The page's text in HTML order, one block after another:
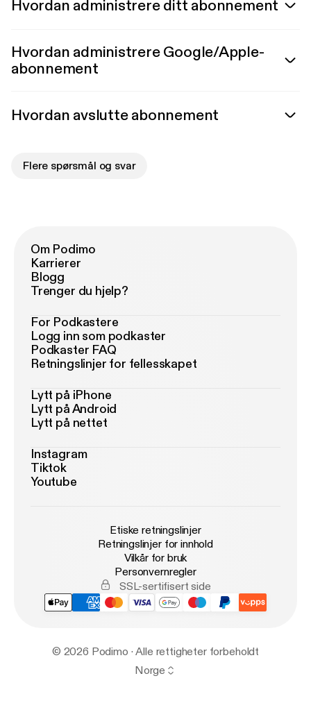
Hvordan administrere ditt abonnement
Hvordan administrere Google/Apple-
abonnement
Hvordan avslutte abonnement
Flere spørsmål og svar
Om Podimo
Karrierer
Blogg
Trenger du hjelp?
For Podkastere
Logg inn som podkaster
Podkaster FAQ
Retningslinjer for fellesskapet
Lytt på iPhone
Lytt på Android
Lytt på nettet
Instagram
Tiktok
Youtube
Etiske retningslinjer
Retningslinjer for innhold
Vilkår for bruk
Personvernregler
SSL-sertifisert side
© 2026 Podimo · Alle rettigheter forbeholdt
Norge